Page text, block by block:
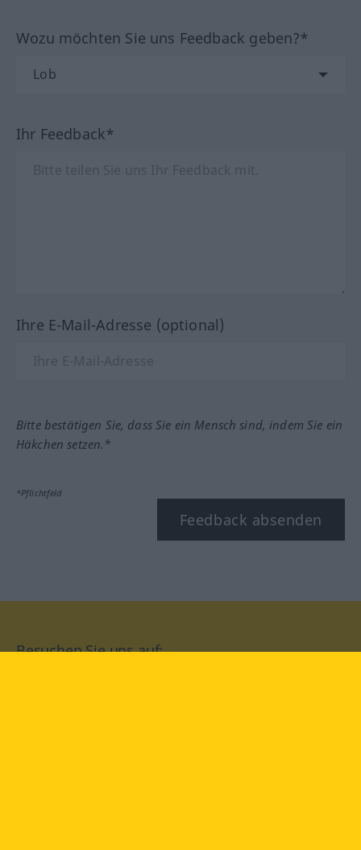
Wozu möchten Sie uns Feedback geben?*
Ihr Feedback*
Ihre E-Mail-Adresse (optional)
Bitte bestätigen Sie, dass Sie ein Mensch sind, indem Sie ein
Häkchen setzen.*
*Pflichtfeld
Feedback absenden
Besuchen Sie uns auf: